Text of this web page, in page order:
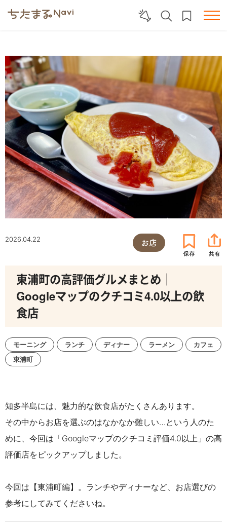
2026.04.22 お店
東浦町の高評価グルメまとめ｜
Googleマップのクチコミ4.0以上の飲
食店
モーニング ランチ ディナー ラーメン
カフェ
東浦町
知多半島には、魅力的な飲食店がたくさんあります。
その中からお店を選ぶのはなかなか難しい…という人のた
めに、今回は「Googleマップのクチコミ評価4.0以上」の高
評価店をピックアップしました。
今回は【東浦町編】。ランチやディナーなど、お店選びの
参考にしてみてくださいね。